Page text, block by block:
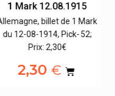
1 Mark 12.08.1915
billet de 1 Mark
du 12-08-1914, Pick- 52;
Prix: 2,30€
2,30 €